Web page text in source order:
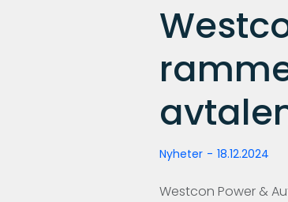
Nyheter - 18.12.2024
Westcon Power &